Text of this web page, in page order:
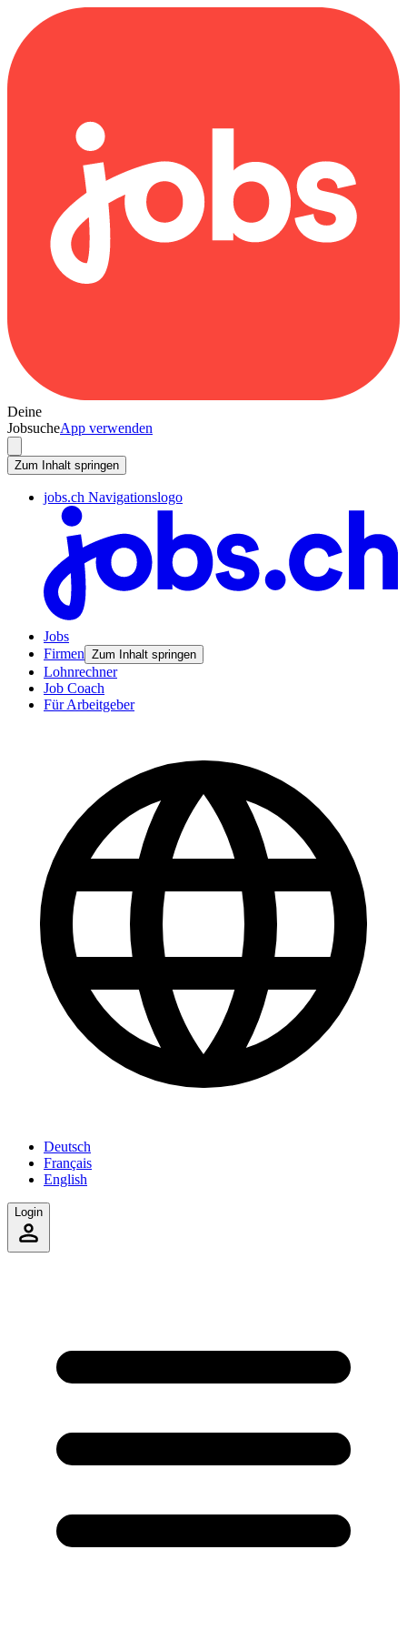
Deine
JobsucheApp verwenden
Zum Inhalt springen
jobs.ch Navigationslogo
Jobs
Firmen Zum Inhalt springen
Lohnrechner
Job Coach
Für Arbeitgeber
Deutsch
Français
English
Login